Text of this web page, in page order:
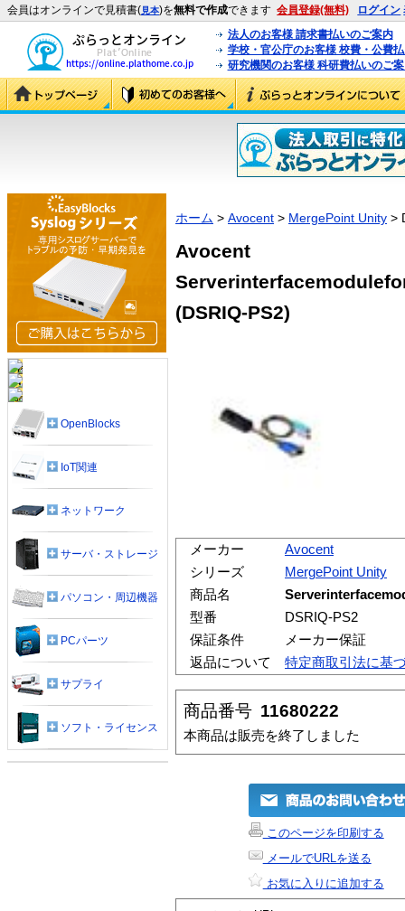
会員はオンラインで見積書(見本)を無料で作成できます 会員登録(無料) ログイン
法人のお客様 請求書払いのご案内
学校・官公庁のお客様 校費・公費
研究機関のお客様 科研費払いのご
ホーム > Avocent > MergePoint Unity >
Avocent
(DSRIQ-PS2)
メーカー
Avocent
シリーズ
MergePoint Unity
商品名
型番
DSRIQ-PS2
保証条件
メーカー保証
返品について
特定商取引法に基
商品番号 11680222
本商品は販売を終了しました
このページを印刷する
メールでURLを送る
お気に入りに追加する
OpenBlocks
IoT関連
ネットワーク
サーバ・ストレージ
パソコン・周辺機器
PCパーツ
サプライ
ソフト・ライセンス